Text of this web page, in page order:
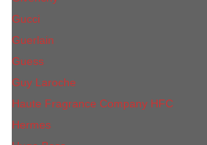
Gucci
Guerlain
Guess
Guy Laroche
Haute Fragrance Company HFC
Hermes